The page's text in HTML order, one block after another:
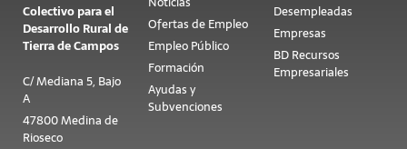
Colectivo para el
Desarrollo Rural de
Tierra de Campos
C/ Mediana 5, Bajo
A
47800 Medina de
Rioseco
Ofertas de Empleo
Empleo Público
Formación
Ayudas y
Subvenciones
Desempleadas
Empresas
BD Recursos
Empresariales